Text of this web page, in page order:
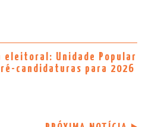
eleitoral: Unidade Popular
candidaturas para 2026